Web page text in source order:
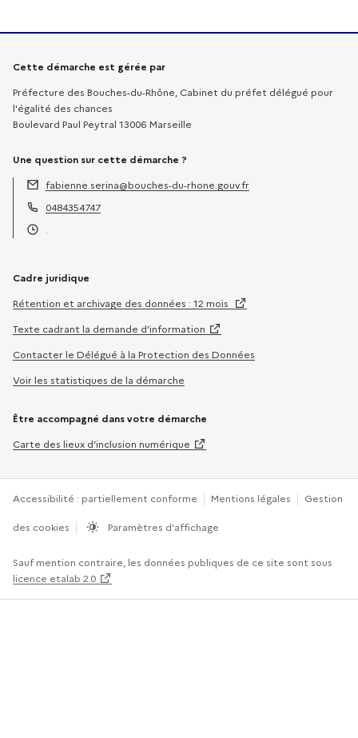
Informations sur la démarche
Cette démarche est gérée par
Préfecture des Bouches-du-Rhône, Cabinet du préfet délégué pour
l'égalité des chances
Boulevard Paul Peytral 13006 Marseille
Une question sur cette démarche ?
Adresse électronique :
fabienne.serina@bouches-du-rhone.gouv.fr
Téléphone :
0484354747
Cadre juridique
Rétention et archivage des données : 12 mois
Texte cadrant la demande d’information
Contacter le Délégué à la Protection des Données
Voir les statistiques de la démarche
Être accompagné dans votre démarche
Carte des lieux d’inclusion numérique
Accessibilité : partiellement conforme Mentions légales Gestion
des cookies Paramètres d’affichage
Sauf mention contraire, les données publiques de ce site sont sous
licence etalab 2.0